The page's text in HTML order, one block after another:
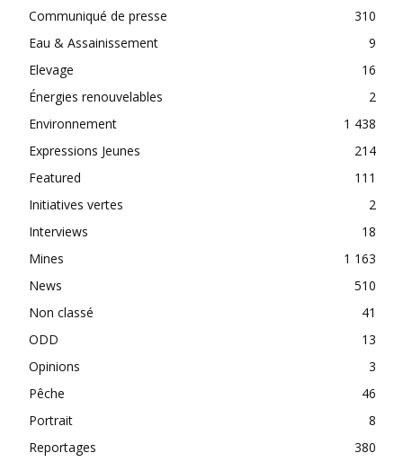
Communiqué de presse
310
Eau & Assainissement
9
Elevage
16
Énergies renouvelables
2
Environnement
1 438
Expressions Jeunes
214
Featured
111
Initiatives vertes
2
Interviews
18
Mines
1 163
News
510
Non classé
41
ODD
13
Opinions
3
Pêche
46
Portrait
8
Reportages
380